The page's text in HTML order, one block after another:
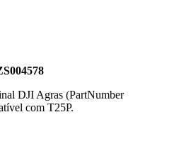
DJI Agras (PartNumber
com T25P.